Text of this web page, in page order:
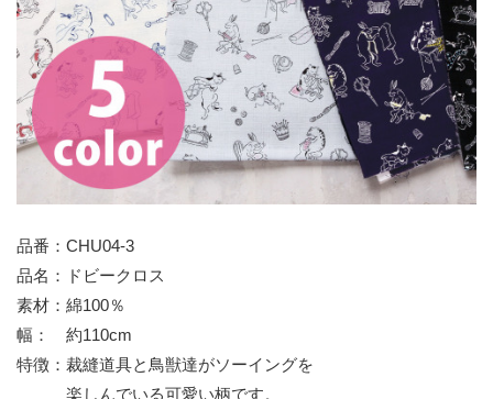
品番：CHU04-3
品名：ドビークロス
素材：綿100％
幅： 約110cm
特徴：裁縫道具と鳥獣達がソーイングを
楽しんでいる可愛い柄です。